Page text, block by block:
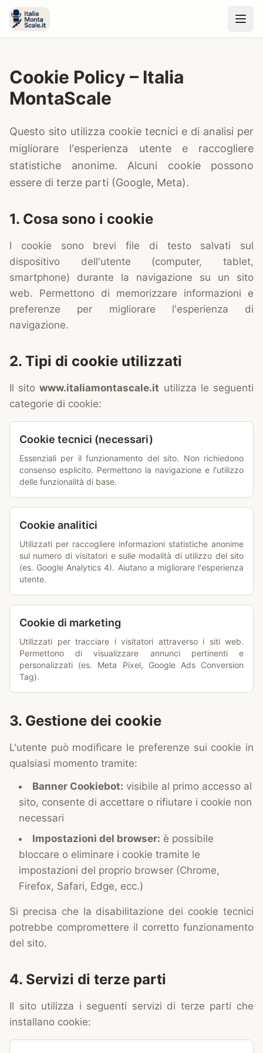
Cookie Policy – Italia
MontaScale
Questo sito utilizza cookie tecnici e di analisi per
migliorare l'esperienza utente e raccogliere
statistiche anonime. Alcuni cookie possono
essere di terze parti (Google, Meta).
1. Cosa sono i cookie
I cookie sono brevi file di testo salvati sul
dispositivo dell'utente (computer, tablet,
smartphone) durante la navigazione su un sito
web. Permettono di memorizzare informazioni e
preferenze per migliorare l'esperienza di
navigazione.
2. Tipi di cookie utilizzati
Il sitowww.italiamontascale.it utilizza le seguenti
categorie di cookie:
Cookie tecnici (necessari)
Essenziali per il funzionamento del sito. Non richiedono
consenso esplicito. Permettono la navigazione e l'utilizzo
delle funzionalità di base.
Cookie analitici
Utilizzati per raccogliere informazioni statistiche anonime
sul numero di visitatori e sulle modalità di utilizzo del sito
(es. Google Analytics 4). Aiutano a migliorare l'esperienza
utente.
Cookie di marketing
Utilizzati per tracciare i visitatori attraverso i siti web.
Permettono di visualizzare annunci pertinenti e
personalizzati (es. Meta Pixel, Google Ads Conversion
Tag).
3. Gestione dei cookie
L'utente può modificare le preferenze sui cookie in
qualsiasi momento tramite:
Banner Cookiebot: visibile al primo accesso al
sito, consente di accettare o rifiutare i cookie non
necessari
Impostazioni del browser: è possibile
bloccare o eliminare i cookie tramite le
impostazioni del proprio browser (Chrome,
Firefox, Safari, Edge, ecc.)
Si precisa che la disabilitazione dei cookie tecnici
potrebbe compromettere il corretto funzionamento
del sito.
4. Servizi di terze parti
Il sito utilizza i seguenti servizi di terze parti che
installano cookie: